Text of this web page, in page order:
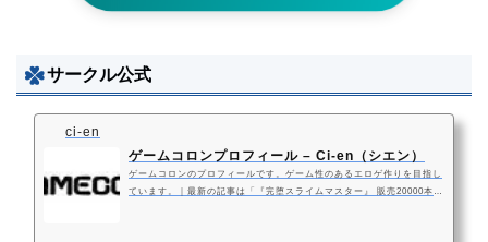
サークル公式
ci-en
ゲームコロンプロフィール – Ci-en（シエン）
ゲームコロンのプロフィールです。ゲーム性のあるエロゲ作りを目指し
ています。｜最新の記事は「『完堕スライムマスター』 販売20000本達